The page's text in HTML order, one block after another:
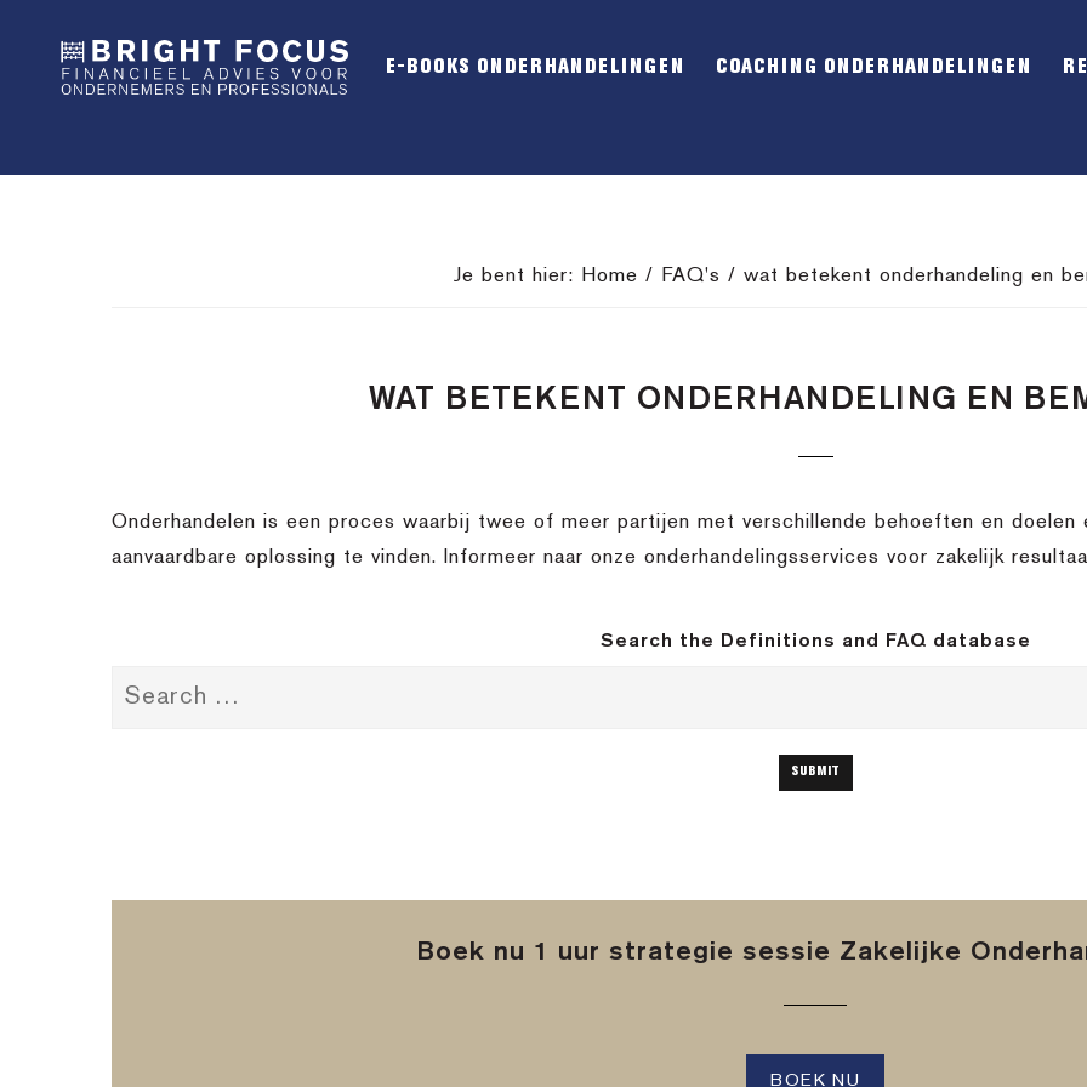
E-BOOKS ONDERHANDELINGEN COACHING ONDERHANDELINGEN
Je bent hier: Home / FAQ's / wat betekent onderhandeling en
WAT BETEKENT ONDERHANDELING EN
Onderhandelen is een proces waarbij twee of meer partijen met verschillende behoeften en doelen
aanvaardbare oplossing te vinden. Informeer naar onze onderhandelingsservices voor zakelijk
Search the Definitions and FAQ database
Boek nu 1 uur strategie sessie Zakelijke
BOEK NU